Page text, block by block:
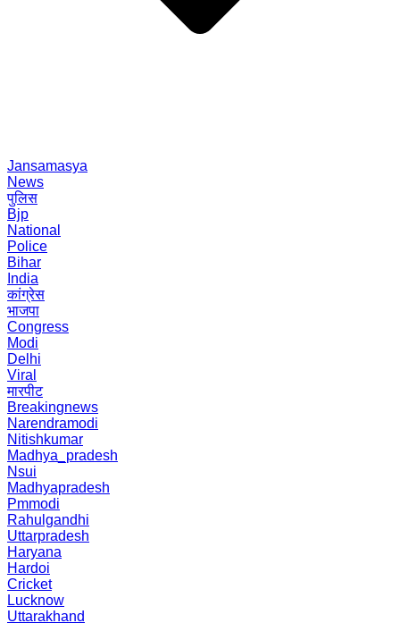
Jansamasya
News
पुलिस
Bjp
National
Police
Bihar
India
कांग्रेस
भाजपा
Congress
Modi
Delhi
Viral
मारपीट
Breakingnews
Narendramodi
Nitishkumar
Madhya_pradesh
Nsui
Madhyapradesh
Pmmodi
Rahulgandhi
Uttarpradesh
Haryana
Hardoi
Cricket
Lucknow
Uttarakhand